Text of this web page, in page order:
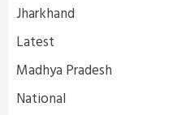
Jharkhand
Latest
Madhya Pradesh
National